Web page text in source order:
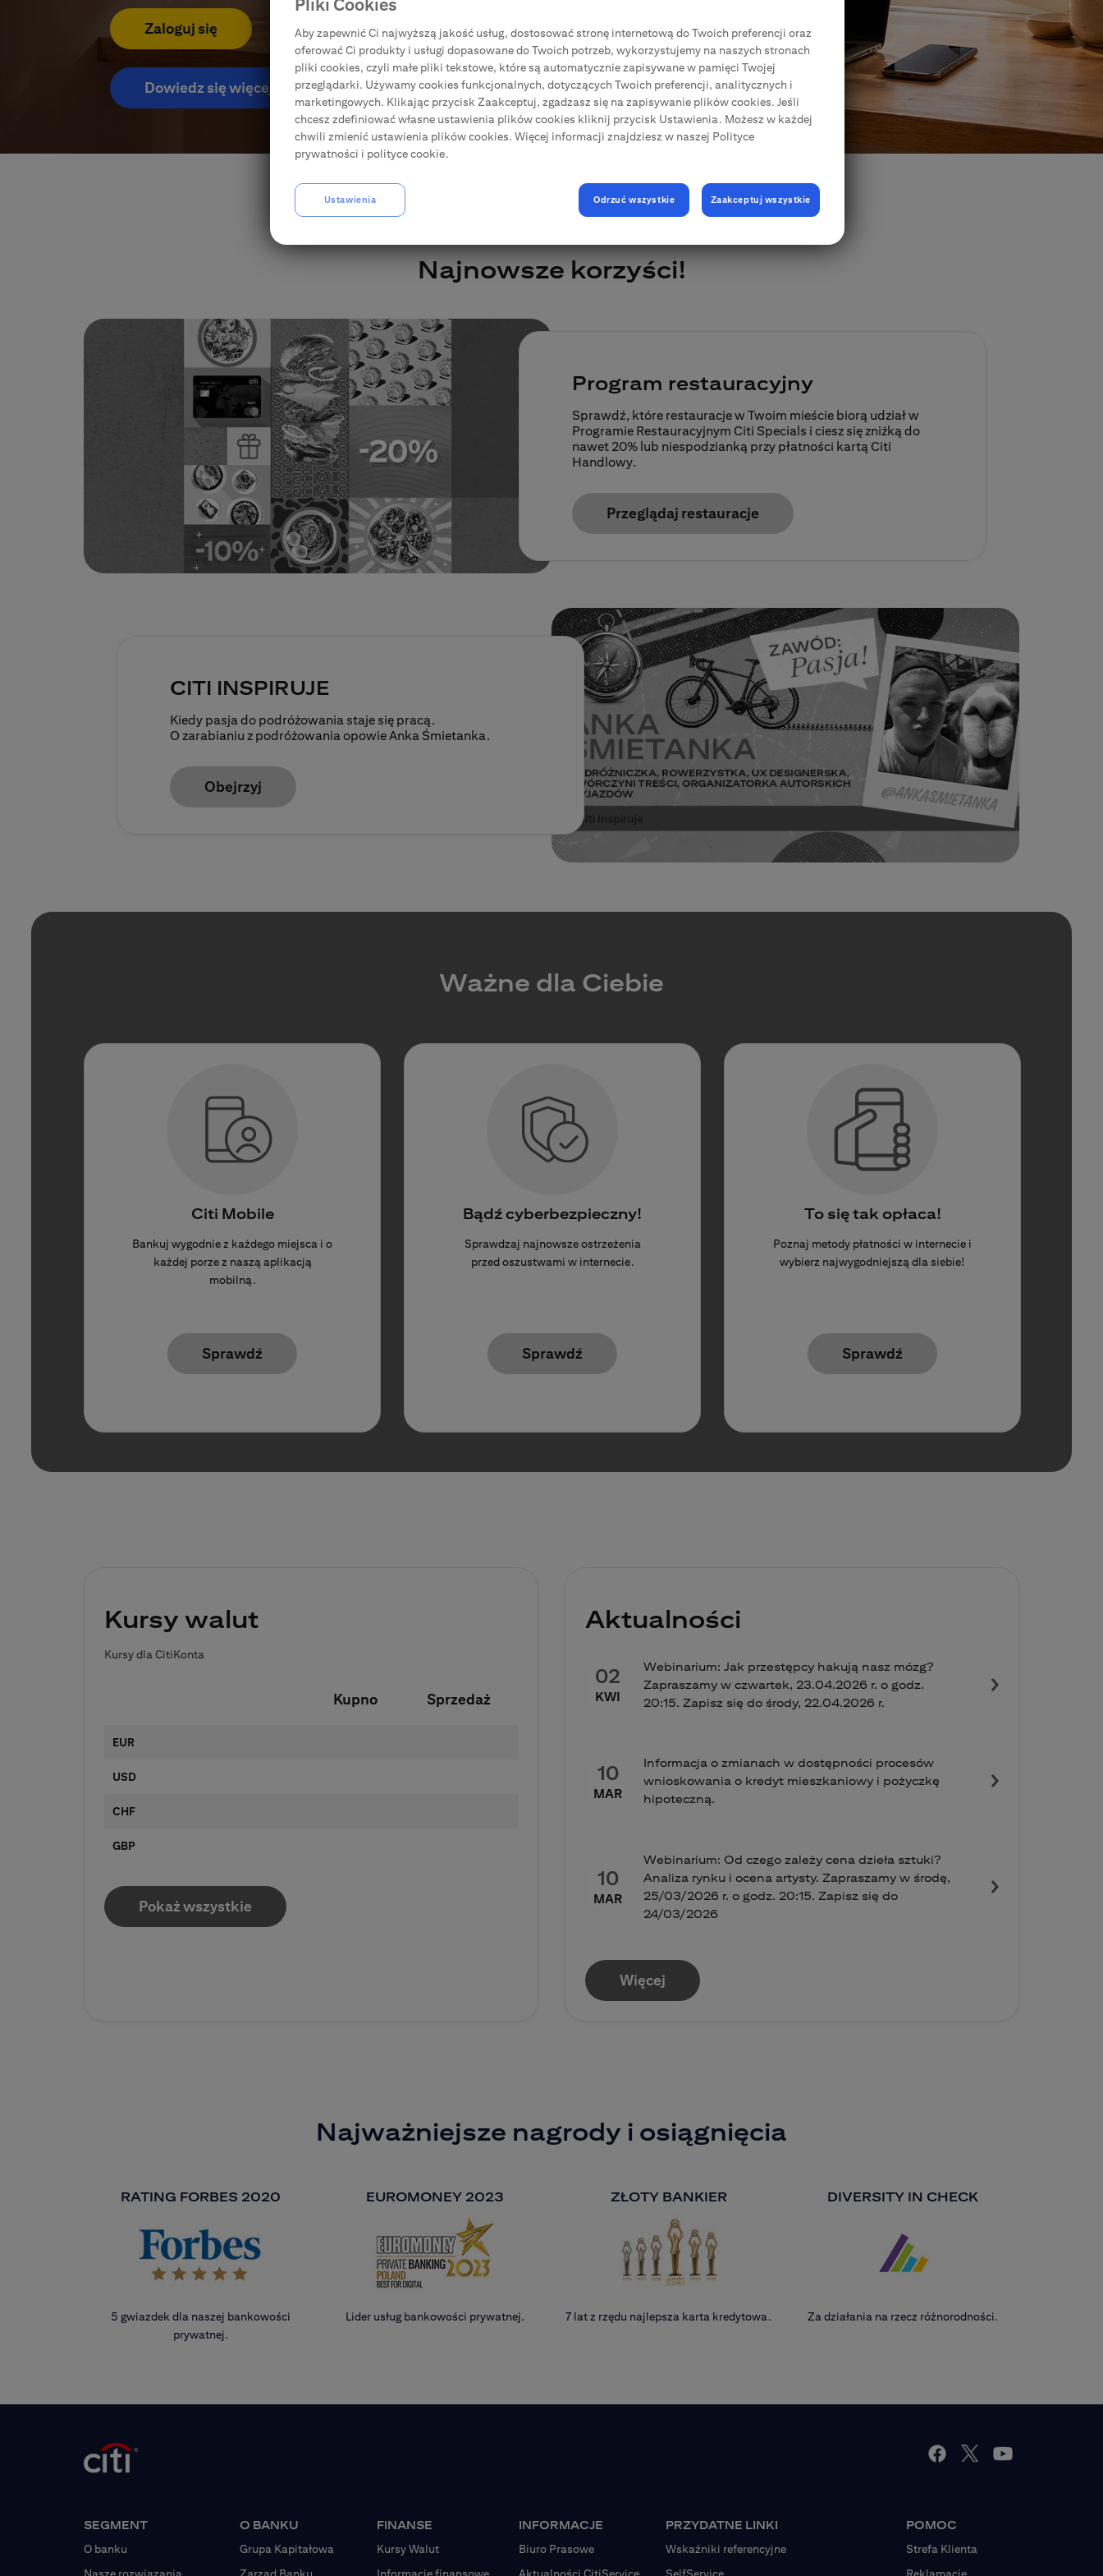
Usługi i produkty do Karty Zgody Elektroniczne
CitiDirect Mobile
Korporacje, przedsiębiorstwa, samorządy
Zaloguj się
Dowiedz się więcej
Najnowsze korzyści!
Program restauracyjny
Sprawdź, które restauracje w Twoim mieście biorą udział w
Programie Restauracyjnym Citi Specials i ciesz się zniżką do
nawet 20% lub niespodzianką przy płatności kartą Citi
Handlowy.
Przeglądaj restauracje
CITI INSPIRUJE
Kiedy pasja do podróżowania staje się pracą.
O zarabianiu z podróżowania opowie Anka Śmietanka.
Obejrzyj
Ważne dla Ciebie
Citi Mobile
Bankuj wygodnie z każdego miejsca i o
każdej porze z naszą aplikacją
mobilną.
Sprawdź
Bądź cyberbezpieczny!
Sprawdzaj najnowsze ostrzeżenia
przed oszustwami w internecie.
Sprawdź
To się tak opłaca!
Poznaj metody płatności w internecie i
wybierz najwygodniejszą dla siebie!
Sprawdź
Kursy walut
Kursy dla CitiKonta
Kupno Sprzedaż
EUR
USD
CHF
GBP
Pokaż wszystkie
Aktualności
02
KWI
Webinarium: Jak przestępcy hakują nasz mózg?
Zapraszamy w czwartek, 23.04.2026 r. o godz.
20:15. Zapisz się do środy, 22.04.2026 r.
10
MAR
Informacja o zmianach w dostępności procesów
wnioskowania o kredyt mieszkaniowy i pożyczkę
hipoteczną.
10
MAR
Webinarium: Od czego zależy cena dzieła sztuki?
Analiza rynku i ocena artysty. Zapraszamy w środę,
25/03/2026 r. o godz. 20:15. Zapisz się do
24/03/2026
Więcej
Najważniejsze nagrody i osiągnięcia
RATING FORBES 2020
5 gwiazdek dla naszej bankowości
prywatnej.
EUROMONEY 2023
Lider usług bankowości prywatnej.
ZŁOTY BANKIER
7 lat z rzędu najlepsza karta kredytowa.
DIVERSITY IN CHECK
Za działania na rzecz różnorodności.
SEGMENT
O banku
O BANKU
Grupa Kapitałowa
FINANSE
Kursy Walut
INFORMACJE
Biuro Prasowe
PRZYDATNE LINKI
Wskaźniki referencyjne
POMOC
Strefa Klienta
Pliki Cookies
Aby zapewnić Ci najwyższą jakość usług, dostosować stronę internetową do Twoich preferencji oraz
oferować Ci produkty i usługi dopasowane do Twoich potrzeb, wykorzystujemy na naszych stronach
pliki cookies, czyli małe pliki tekstowe, które są automatycznie zapisywane w pamięci Twojej
przeglądarki. Używamy cookies funkcjonalnych, dotyczących Twoich preferencji, analitycznych i
marketingowych. Klikając przycisk Zaakceptuj, zgadzasz się na zapisywanie plików cookies. Jeśli
chcesz zdefiniować własne ustawienia plików cookies kliknij przycisk Ustawienia. Możesz w każdej
chwili zmienić ustawienia plików cookies. Więcej informacji znajdziesz w naszej Polityce
prywatności i polityce cookie.
Odrzuć wszystkie Zaakceptuj wszystkie
Ustawienia